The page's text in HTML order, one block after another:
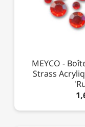
MEYCO -
Strass